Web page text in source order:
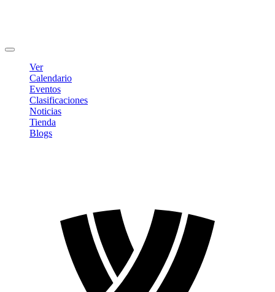
Ver
Calendario
Eventos
Clasificaciones
Noticias
Tienda
Blogs